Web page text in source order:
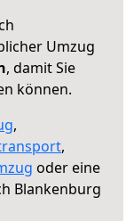
Umzug
, damit Sie
können.
,
,
oder eine
Blankenburg